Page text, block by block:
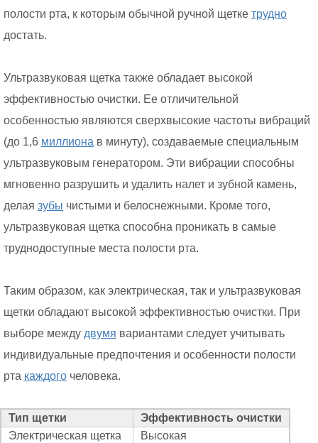
полости рта, к которым обычной ручной щетке трудно
достать.
Ультразвуковая щетка также обладает высокой
эффективностью очистки. Ее отличительной
особенностью являются сверхвысокие частоты вибраций
(до 1,6 миллиона в минуту), создаваемые специальным
ультразвуковым генератором. Эти вибрации способны
мгновенно разрушить и удалить налет и зубной камень,
делая зубы чистыми и белоснежными. Кроме того,
ультразвуковая щетка способна проникать в самые
труднодоступные места полости рта.
Таким образом, как электрическая, так и ультразвуковая
щетки обладают высокой эффективностью очистки. При
выборе между двумя вариантами следует учитывать
индивидуальные предпочтения и особенности полости
рта каждого человека.
Тип щетки
Эффективность очистки
Электрическая щетка
Высокая